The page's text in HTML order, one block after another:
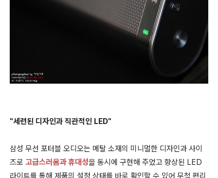
"세련된 디자인과 직관적인 LED"
삼성 무선 포터블 오디오는 메탈 소재의 미니멀한 디자인과 사이
즈로 고급스러움과 휴대성을 동시에 구현해 주었고 향상된 LED
라이트를 통해 제품의 설정 상태를 바로 확인할 수 있어 무척 편리